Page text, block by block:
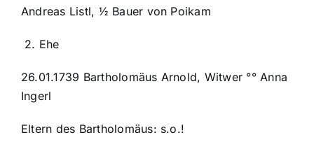
Andreas Listl, ½ Bauer von Poikam
2. Ehe
26.01.1739 Bartholomäus Arnold, Witwer °° Anna
Ingerl
Eltern des Bartholomäus: s.o.!